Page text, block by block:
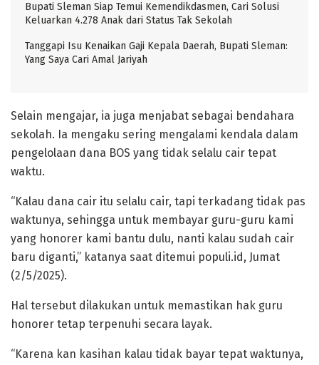
Bupati Sleman Siap Temui Kemendikdasmen, Cari Solusi
Keluarkan 4.278 Anak dari Status Tak Sekolah
Tanggapi Isu Kenaikan Gaji Kepala Daerah, Bupati Sleman:
Yang Saya Cari Amal Jariyah
Selain mengajar, ia juga menjabat sebagai bendahara
sekolah. Ia mengaku sering mengalami kendala dalam
pengelolaan dana BOS yang tidak selalu cair tepat
waktu.
“Kalau dana cair itu selalu cair, tapi terkadang tidak pas
waktunya, sehingga untuk membayar guru-guru kami
yang honorer kami bantu dulu, nanti kalau sudah cair
baru diganti,” katanya saat ditemui populi.id, Jumat
(2/5/2025).
Hal tersebut dilakukan untuk memastikan hak guru
honorer tetap terpenuhi secara layak.
“Karena kan kasihan kalau tidak bayar tepat waktunya,